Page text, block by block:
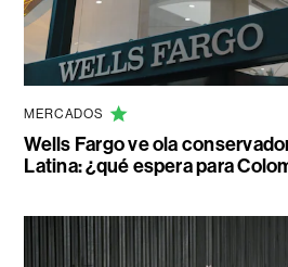
MERCADOS
Wells Fargo ve ola
Latina: ¿qué espera para